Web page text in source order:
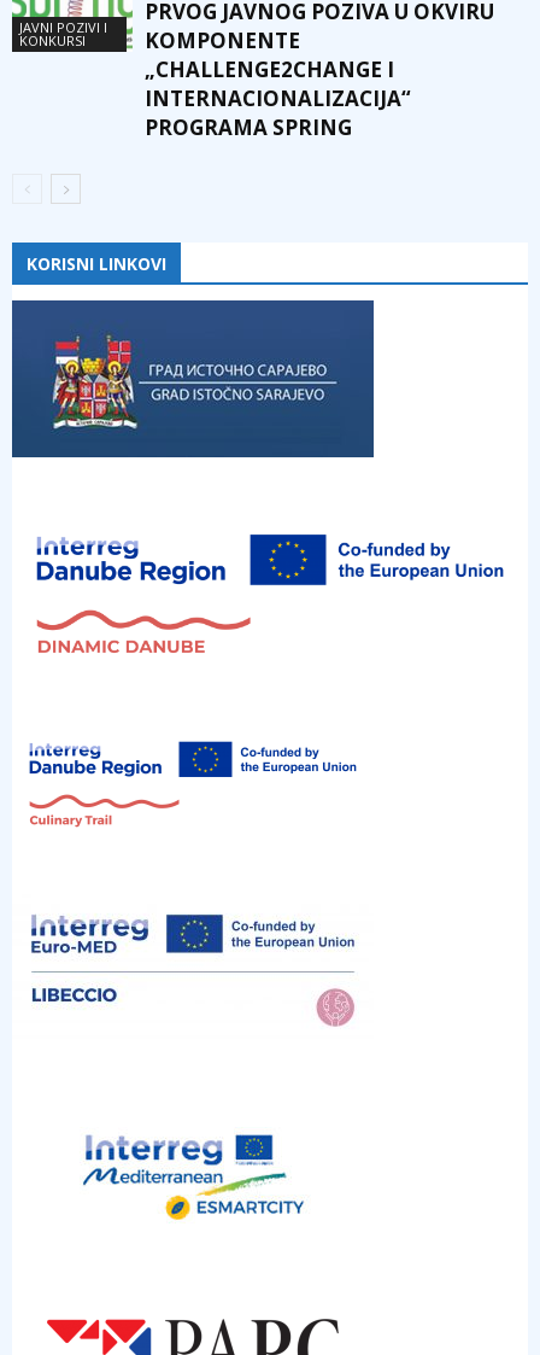
JAVNI POZIVI I
KONKURSI
PRVOG JAVNOG POZIVA U OKVIRU
KOMPONENTE
„CHALLENGE2CHANGE I
INTERNACIONALIZACIJA“
PROGRAMA SPRING
KORISNI LINKOVI